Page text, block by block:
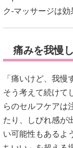
らのセルフケアは
ちいい」を超える
います。
引用元：
https://seitai-
ク-マッサージは